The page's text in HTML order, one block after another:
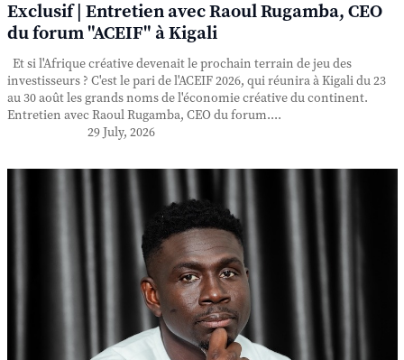
Exclusif | Entretien avec Raoul Rugamba, CEO
du forum "ACEIF" à Kigali
Et si l'Afrique créative devenait le prochain terrain de jeu des
investisseurs ? C'est le pari de l'ACEIF 2026, qui réunira à Kigali du 23
au 30 août les grands noms de l'économie créative du continent.
Entretien avec Raoul Rugamba, CEO du forum....
29 July, 2026